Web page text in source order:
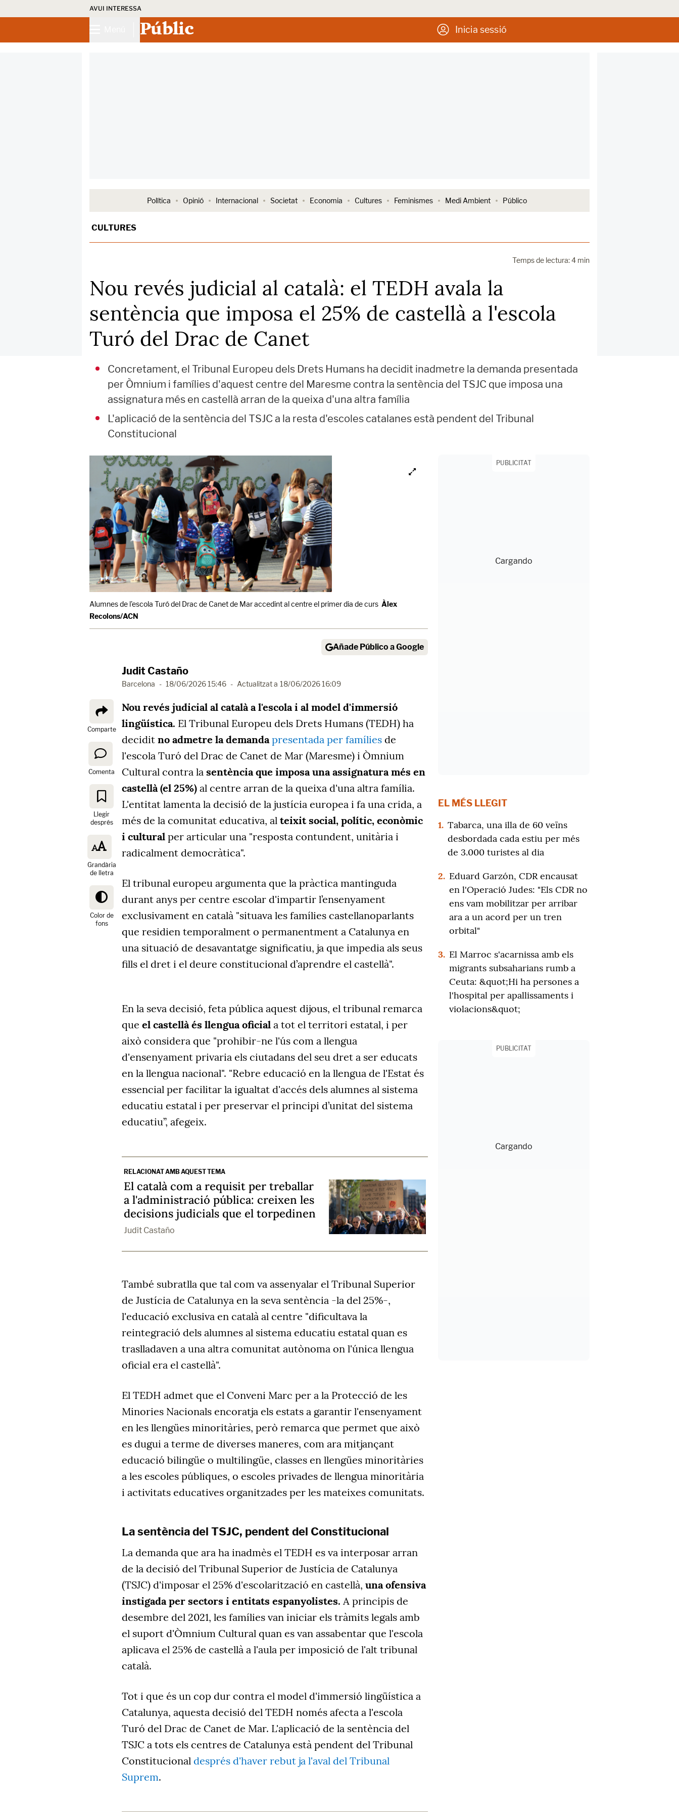
AVUI INTERESSA
Públic Inicia sessió
Política Opinió Internacional Societat Economia Cultures Feminismes Medi Ambient Público
CULTURES
Temps de lectura: 4 min
Nou revés judicial al català: el TEDH avala la
sentència que imposa el 25% de castellà a l'escola
Turó del Drac de Canet
Concretament, el Tribunal Europeu dels Drets Humans ha decidit inadmetre la demanda presentada
per Òmnium i famílies d'aquest centre del Maresme contra la sentència del TSJC que imposa una
assignatura més en castellà arran de la queixa d'una altra família
L'aplicació de la sentència del TSJC a la resta d'escoles catalanes està pendent del Tribunal
Constitucional
Alumnes de l'escola Turó del Drac de Canet de Mar accedint al centre el primer dia de curs Àlex
Recolons/ACN
Añade Público a Google
Judit Castaño
Barcelona - 18/06/2026 15:46 - Actualitzat a 18/06/2026 16:09
Comparte
Comenta
Llegir
després
Grandària
de lletra
Color de
fons
Nou revés judicial al català a l'escola i al model d'immersió
lingüística. El Tribunal Europeu dels Drets Humans (TEDH) ha
decidit no admetre la demandapresentada per famílies de
l'escola Turó del Drac de Canet de Mar (Maresme) i Òmnium
Cultural contra la sentència que imposa una assignatura més en
castellà (el 25%) al centre arran de la queixa d'una altra família.
L'entitat lamenta la decisió de la justícia europea i fa una crida, a
més de la comunitat educativa, al teixit social, polític, econòmic
i cultural per articular una "resposta contundent, unitària i
radicalment democràtica".
El tribunal europeu argumenta que la pràctica mantinguda
durant anys per centre escolar d'impartir l’ensenyament
exclusivament en català "situava les famílies castellanoparlants
que residien temporalment o permanentment a Catalunya en
una situació de desavantatge significatiu, ja que impedia als seus
fills el dret i el deure constitucional d’aprendre el castellà".
En la seva decisió, feta pública aquest dijous, el tribunal remarca
que el castellà és llengua oficial a tot el territori estatal, i per
això considera que "prohibir-ne l'ús com a llengua
d'ensenyament privaria els ciutadans del seu dret a ser educats
en la llengua nacional". "Rebre educació en la llengua de l'Estat és
essencial per facilitar la igualtat d'accés dels alumnes al sistema
educatiu estatal i per preservar el principi d’unitat del sistema
educatiu”, afegeix.
RELACIONAT AMB AQUEST TEMA
El català com a requisit per treballar
a l'administració pública: creixen les
decisions judicials que el torpedinen
Judit Castaño
També subratlla que tal com va assenyalar el Tribunal Superior
de Justícia de Catalunya en la seva sentència -la del 25%-,
l'educació exclusiva en català al centre "dificultava la
reintegració dels alumnes al sistema educatiu estatal quan es
traslladaven a una altra comunitat autònoma on l'única llengua
oficial era el castellà".
El TEDH admet que el Conveni Marc per a la Protecció de les
Minories Nacionals encoratja els estats a garantir l'ensenyament
en les llengües minoritàries, però remarca que permet que això
es dugui a terme de diverses maneres, com ara mitjançant
educació bilingüe o multilingüe, classes en llengües minoritàries
a les escoles públiques, o escoles privades de llengua minoritària
i activitats educatives organitzades per les mateixes comunitats.
La sentència del TSJC, pendent del Constitucional
La demanda que ara ha inadmès el TEDH es va interposar arran
de la decisió del Tribunal Superior de Justícia de Catalunya
(TSJC) d'imposar el 25% d'escolarització en castellà, una ofensiva
instigada per sectors i entitats espanyolistes. A principis de
desembre del 2021, les famílies van iniciar els tràmits legals amb
el suport d'Òmnium Cultural quan es van assabentar que l'escola
aplicava el 25% de castellà a l'aula per imposició de l'alt tribunal
català.
Tot i que és un cop dur contra el model d'immersió lingüística a
Catalunya, aquesta decisió del TEDH només afecta a l'escola
Turó del Drac de Canet de Mar. L'aplicació de la sentència del
TSJC a tots els centres de Catalunya està pendent del Tribunal
Constitucional després d'haver rebut ja l'aval del Tribunal
Suprem.
PUBLICITAT
EL MÉS LLEGIT
1. Tabarca, una illa de 60 veïns
desbordada cada estiu per més
de 3.000 turistes al dia
2. Eduard Garzón, CDR encausat
en l'Operació Judes: "Els CDR no
ens vam mobilitzar per arribar
ara a un acord per un tren
orbital"
3. El Marroc s'acarnissa amb els
migrants subsaharians rumb a
Ceuta: &quot;Hi ha persones a
l'hospital per apallissaments i
violacions&quot;
PUBLICITAT